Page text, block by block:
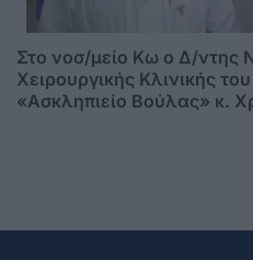
Στο νοσ/μείο Κω ο Δ/ντης Νευροχειρουργικής της
Χειρουργικής Κλινικής
«Ασκληπιείο Βούλας» κ.